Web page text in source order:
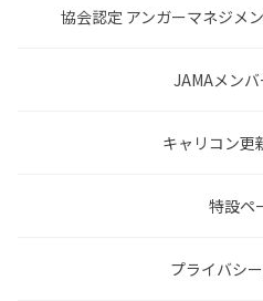
協会認定 アンガーマネジメ
JAMAメン
キャリコン更
特設ペ
プライバシ